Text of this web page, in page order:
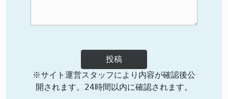
投稿
※サイト運営スタッフにより内容が確認後公
開されます。24時間以内に確認されます。